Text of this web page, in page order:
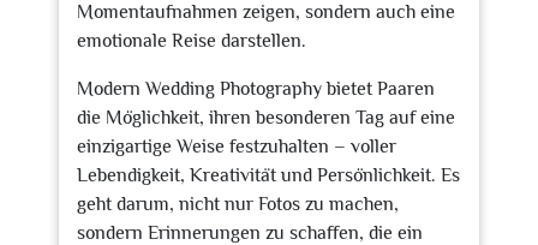
Momentaufnahmen zeigen, sondern auch eine
emotionale Reise darstellen.
Modern Wedding Photography bietet Paaren
die Möglichkeit, ihren besonderen Tag auf eine
einzigartige Weise festzuhalten – voller
Lebendigkeit, Kreativität und Persönlichkeit. Es
geht darum, nicht nur Fotos zu machen,
sondern Erinnerungen zu schaffen, die ein